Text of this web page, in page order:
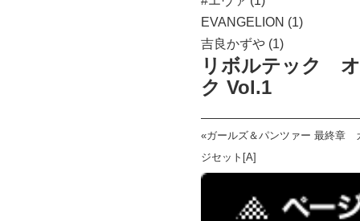
EVANGELION (1)
吉良かずや (1)
リボルテック
ク Vol.1
«ガールズ＆パンツァー 最終章
ジセット[A]